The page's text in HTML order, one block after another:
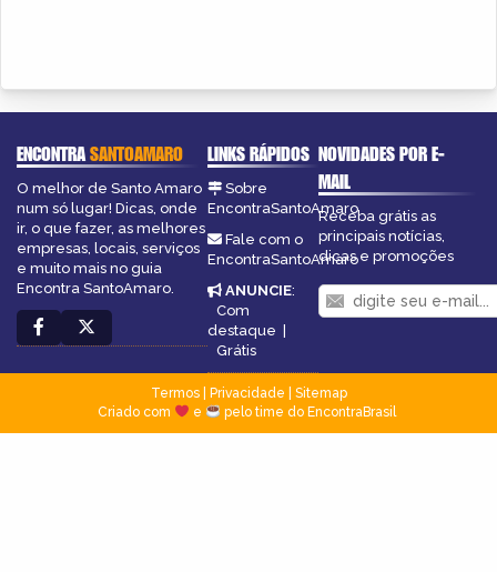
ENCONTRASANTOAMARO
O melhor de Santo Amaro
num só lugar! Dicas, onde
ir, o que fazer, as melhores
empresas, locais, serviços
e muito mais no guia
Encontra SantoAmaro.
LINKS RÁPIDOS
Sobre
EncontraSantoAmaro
Fale com o
EncontraSantoAmaro
ANUNCIE:
Com
destaque |
Grátis
NOVIDADES POR E-
MAIL
Receba grátis as
principais notícias,
dicas e promoções
Termos| Privacidade
Sitemap
Criado com
e pelo time do EncontraBrasil